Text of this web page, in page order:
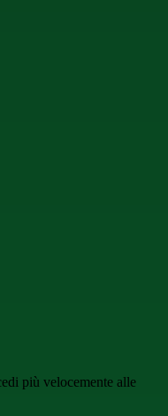
più velocemente alle